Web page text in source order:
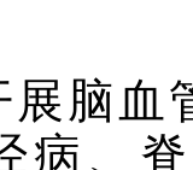
脑血
病、